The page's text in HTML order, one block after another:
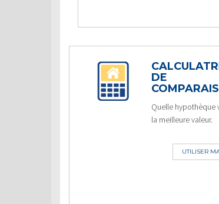
DE
Quelle hypothèque
la meilleure valeur.
UTILISER